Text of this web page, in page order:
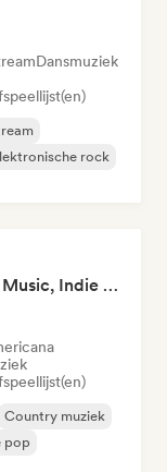
Dansmuziek
rock
Pop Machine Mode 🤖 AI Music, Indie Pop & Dream Pop
Country muziek
pop